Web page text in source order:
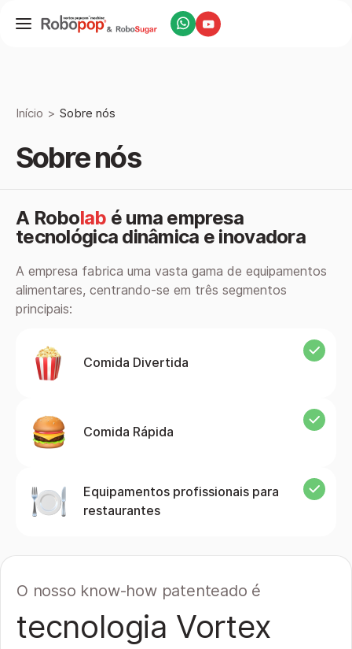
Início Sobre nós
Sobre nós
A Robolab é uma empresa
tecnológica dinâmica e inovadora
A empresa fabrica uma vasta gama de equipamentos
alimentares, centrando-se em três segmentos
principais:
Comida Divertida
Comida Rápida
Equipamentos profissionais para
restaurantes
O nosso know-how patenteado é
tecnologia Vortex